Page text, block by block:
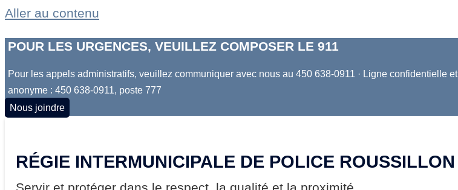
Aller au contenu
POUR LES URGENCES, VEUILLEZ COMPOSER LE 911
Pour les appels administratifs, veuillez communiquer avec nous au 450 638-0911 · Ligne confidentielle et
anonyme : 450 638-0911, poste 777
Nous joindre
RÉGIE INTERMUNICIPALE DE POLICE ROUSSILLON